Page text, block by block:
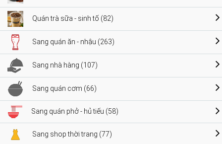
Quán trà sữa - sinh tố (82)
Sang quán ăn - nhậu (263)
Sang nhà hàng (107)
Sang quán cơm (66)
Sang quán phở - hủ tiếu (58)
Sang shop thời trang (77)